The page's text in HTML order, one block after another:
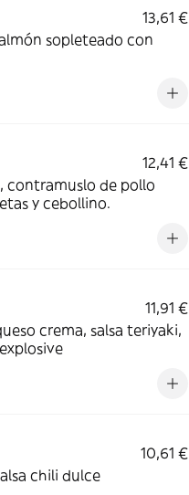
13,61 €
sopleteado con
12,41 €
contramuslo de pollo
y cebollino.
11,91 €
crema, salsa teriyaki,
10,61 €
chili dulce